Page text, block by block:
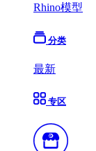
Rhino模型
分类
最新
专区